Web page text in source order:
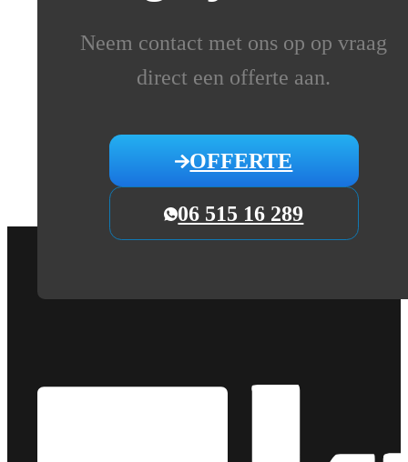
Neem contact met ons op op vraag
direct een offerte aan.
OFFERTE
06 515 16 289